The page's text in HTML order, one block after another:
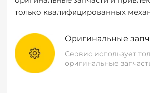
только квалифицированных
Оригинальные
Сервис использует
оригинальные